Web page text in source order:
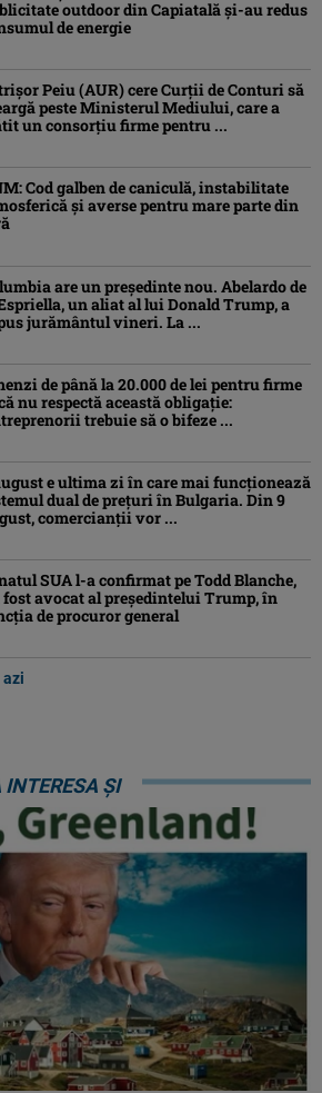
outdoor din Capiatală și-au redus
de energie
Peiu (AUR) cere Curții de Conturi să
peste Ministerul Mediului, care a
un consorţiu firme pentru ...
Cod galben de caniculă, instabilitate
și averse pentru mare parte din
are un președinte nou. Abelardo de
un aliat al lui Donald Trump, a
jurământul vineri. La ...
de până la 20.000 de lei pentru firme
nu respectă această obligație:
trebuie să o bifeze ...
e ultima zi în care mai funcționează
dual de prețuri în Bulgaria. Din 9
comercianții vor ...
SUA l-a confirmat pe Todd Blanche,
avocat al președintelui Trump, în
de procuror general
ȘI